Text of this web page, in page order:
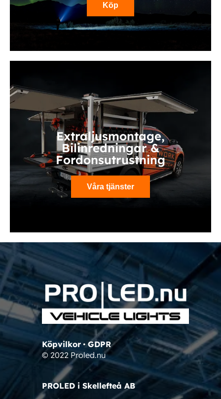
Köp
Extraljusmontage,
Bilinredningar &
Fordonsutrustning
Våra tjänster
Köpvilkor•GDPR
© 2022 Proled.nu
PROLED i Skellefteå AB